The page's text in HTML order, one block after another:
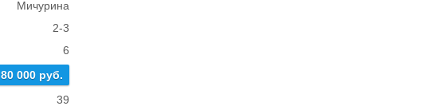
Мичурина
2-3
6
80 000 руб.
39